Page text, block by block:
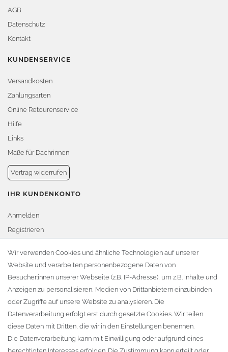
AGB
Datenschutz
Kontakt
KUNDENSERVICE
Versandkosten
Zahlungsarten
Online Retourenservice
Hilfe
Links
Maße für Dachrinnen
Vertrag widerrufen
IHR KUNDENKONTO
Anmelden
Registrieren
Warenkorb
Zur Kasse
KONTAKT
Fa. Steffen Jost
Söbrigener Weg 50
D-01796 Pirna
Wir verwenden Cookies und ähnliche Technologien auf unserer
Website und verarbeiten personenbezogene Daten von
Besucher:innen unserer Webseite (z.B. IP-Adresse), um z.B. Inhalte und
Anzeigen zu personalisieren, Medien von Drittanbietern einzubinden
oder Zugriffe auf unsere Website zu analysieren. Die
Datenverarbeitung erfolgt erst durch gesetzte Cookies. Wir teilen
diese Daten mit Dritten, die wir in den Einstellungen benennen.
Die Datenverarbeitung kann mit Einwilligung oder aufgrund eines